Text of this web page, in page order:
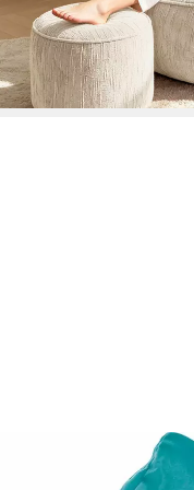
-69%
lieferbar - in 4-5 Werktagen